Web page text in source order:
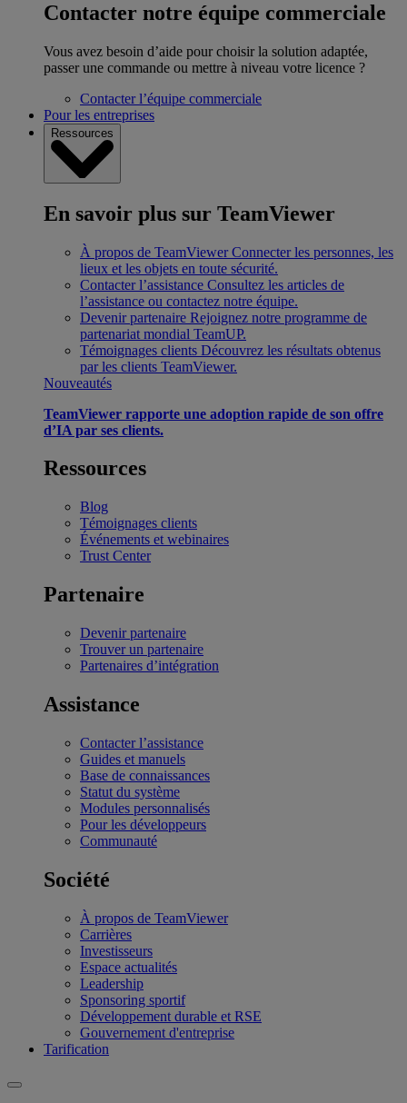
Contacter notre équipe commerciale
Vous avez besoin d’aide pour choisir la solution adaptée,
passer une commande ou mettre à niveau votre licence ?
Contacter l’équipe commerciale
Pour les entreprises
Ressources
En savoir plus sur TeamViewer
À propos de TeamViewer Connecter les personnes, les
lieux et les objets en toute sécurité.
Contacter l’assistance Consultez les articles de
l’assistance ou contactez notre équipe.
Devenir partenaire Rejoignez notre programme de
partenariat mondial TeamUP.
Témoignages clients Découvrez les résultats obtenus
par les clients TeamViewer.
Nouveautés
TeamViewer rapporte une adoption rapide de son offre
d’IA par ses clients.
Ressources
Blog
Témoignages clients
Événements et webinaires
Trust Center
Partenaire
Devenir partenaire
Trouver un partenaire
Partenaires d’intégration
Assistance
Contacter l’assistance
Guides et manuels
Base de connaissances
Statut du système
Modules personnalisés
Pour les développeurs
Communauté
Société
À propos de TeamViewer
Carrières
Investisseurs
Espace actualités
Leadership
Sponsoring sportif
Développement durable et RSE
Gouvernement d'entreprise
Tarification